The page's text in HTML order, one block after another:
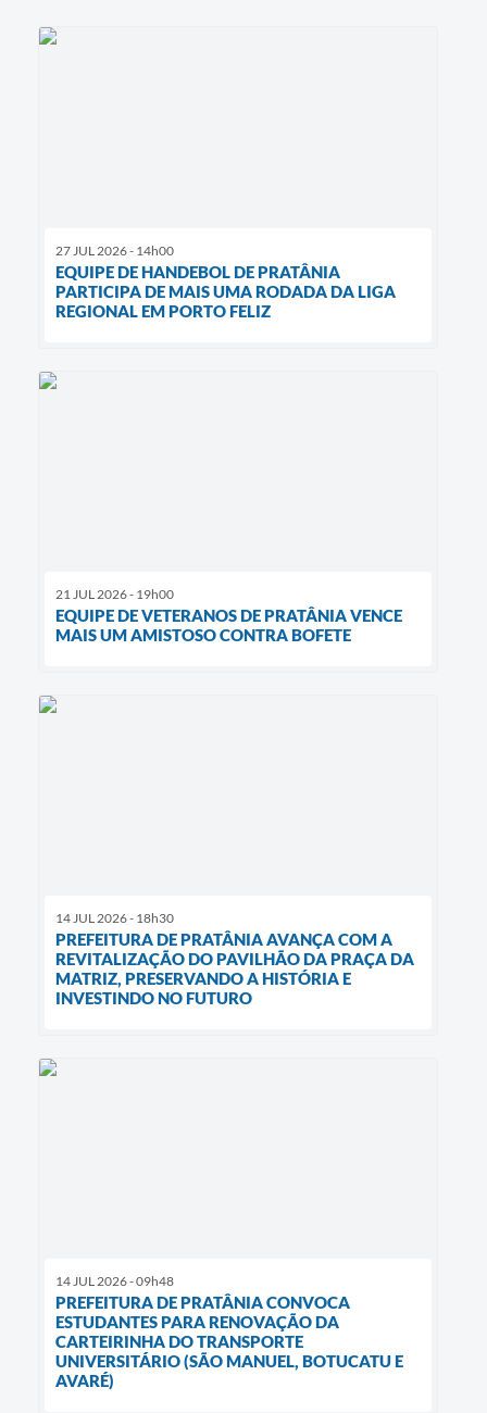
27 JUL 2026 - 14h00
EQUIPE DE HANDEBOL DE PRATÂNIA
PARTICIPA DE MAIS UMA RODADA DA LIGA
REGIONAL EM PORTO FELIZ
21 JUL 2026 - 19h00
EQUIPE DE VETERANOS DE PRATÂNIA VENCE
MAIS UM AMISTOSO CONTRA BOFETE
14 JUL 2026 - 18h30
PREFEITURA DE PRATÂNIA AVANÇA COM A
REVITALIZAÇÃO DO PAVILHÃO DA PRAÇA DA
MATRIZ, PRESERVANDO A HISTÓRIA E
INVESTINDO NO FUTURO
14 JUL 2026 - 09h48
PREFEITURA DE PRATÂNIA CONVOCA
ESTUDANTES PARA RENOVAÇÃO DA
CARTEIRINHA DO TRANSPORTE
UNIVERSITÁRIO (SÃO MANUEL, BOTUCATU E
AVARÉ)